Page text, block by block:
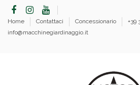
Home Contattaci Concessionario
+39
info@macchinegiardinaggio.it